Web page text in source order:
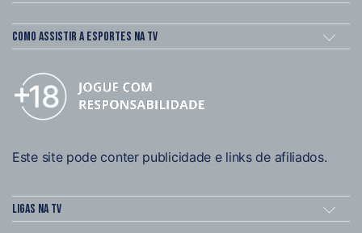
Como assistir a esportes na TV
Este site pode conter publicidade e links de afiliados.
Ligas na TV